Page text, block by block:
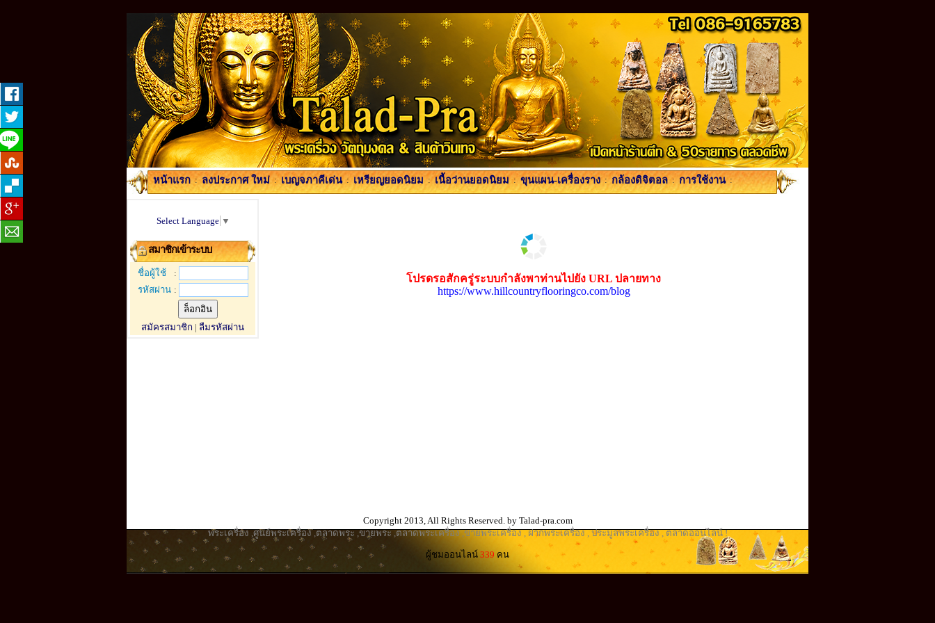
หน้าแรก : ลงประกาศ ใหม่ : เบญจภาคีเด่น : เหรียญยอดนิยม : เนื้อว่านยอดนิยม : ขุนแผน-เครื่องราง : กล้องดิจิตอล : การใช้งาน :
Select Language ▼
สมาชิกเข้าระบบ
ชื่อผู้ใช้
:
รหัสผ่าน :
สมัครสมาชิก | ลืมรหัสผ่าน
โปรดรอสักครู่ระบบกำลังพาท่านไปยัง URL ปลายทาง
https://www.hillcountryflooringco.com/blog
Copyright 2013, All Rights Reserved. by Talad-pra.com
พระเครื่อง ,ศูนย์พระเครื่อง,ตลาดพระ ,ขายพระ ,ตลาดพระเครื่อง ,ขายพระเครื่อง, ฝากพระเครื่อง, ประมูลพระเครื่อง , ตลาดออนไลน์ !
ผู้ชมออนไลน์ 339 คน